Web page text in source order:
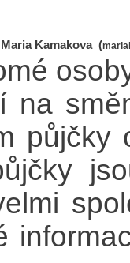
Maria Kamakova (
na